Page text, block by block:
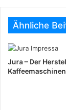
Ähnliche
Jura – Der